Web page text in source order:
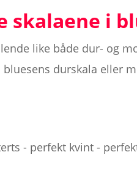
skalaene i
like både dur- og
durskala eller
- perfekt kvint -